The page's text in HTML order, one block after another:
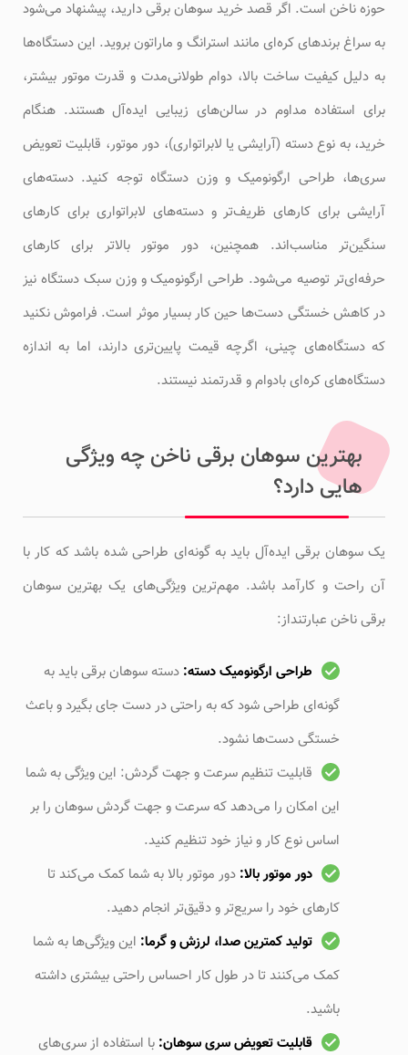
حوزه ناخن است. اگر قصد خرید سوهان برقی دارید، پیشنهاد می‌شود
به سراغ برندهای کره‌ای مانند استرانگ و ماراتون بروید. این دستگاه‌ها
به دلیل کیفیت ساخت بالا، دوام طولانی‌مدت و قدرت موتور بیشتر،
برای استفاده مداوم در سالن‌های زیبایی ایده‌آل هستند. هنگام
خرید، به نوع دسته (آرایشی یا لابراتواری)، دور موتور، قابلیت تعویض
سری‌ها، طراحی ارگونومیک و وزن دستگاه توجه کنید. دسته‌های
آرایشی برای کارهای ظریف‌تر و دسته‌های لابراتواری برای کارهای
سنگین‌تر مناسب‌اند. همچنین، دور موتور بالاتر برای کارهای
حرفه‌ای‌تر توصیه می‌شود. طراحی ارگونومیک و وزن سبک دستگاه نیز
در کاهش خستگی دست‌ها حین کار بسیار موثر است. فراموش نکنید
که دستگاه‌های چینی، اگرچه قیمت پایین‌تری دارند، اما به اندازه
دستگاه‌های کره‌ای بادوام و قدرتمند نیستند.
بهترین سوهان برقی ناخن چه ویژگی
هایی دارد؟
یک سوهان برقی ایده‌آل باید به گونه‌ای طراحی شده باشد که کار با
آن راحت و کارآمد باشد. مهم‌ترین ویژگی‌های یک بهترین سوهان
برقی ناخن عبارتنداز:
طراحی ارگونومیک دسته: دسته سوهان برقی باید به
گونه‌ای طراحی شود که به راحتی در دست جای بگیرد و باعث
خستگی دست‌ها نشود.
قابلیت تنظیم سرعت و جهت گردش: این ویژگی به شما
این امکان را می‌دهد که سرعت و جهت گردش سوهان را بر
اساس نوع کار و نیاز خود تنظیم کنید.
دور موتور بالا: دور موتور بالا به شما کمک می‌کند تا
کارهای خود را سریع‌تر و دقیق‌تر انجام دهید.
تولید کمترین صدا، لرزش و گرما: این ویژگی‌ها به شما
کمک می‌کنند تا در طول کار احساس راحتی بیشتری داشته
باشید.
قابلیت تعویض سری سوهان: با استفاده از سری‌های